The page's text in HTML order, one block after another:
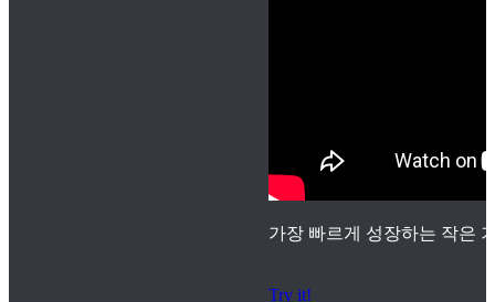
가장 빠르게 성장하는 작은
Try it!